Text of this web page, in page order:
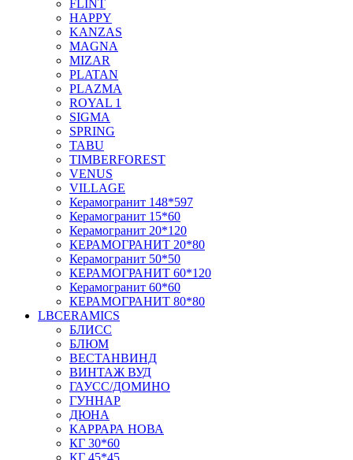
FLINT
HAPPY
KANZAS
MAGNA
MIZAR
PLATAN
PLAZMA
ROYAL 1
SIGMA
SPRING
TABU
TIMBERFOREST
VENUS
VILLAGE
Керамогранит 148*597
Керамогранит 15*60
Керамогранит 20*120
КЕРАМОГРАНИТ 20*80
Керамогранит 50*50
КЕРАМОГРАНИТ 60*120
Керамогранит 60*60
КЕРАМОГРАНИТ 80*80
LBCERAMICS
БЛИСС
БЛЮМ
ВЕСТАНВИНД
ВИНТАЖ ВУД
ГАУСС/ДОМИНО
ГУННАР
ДЮНА
КАРРАРА НОВА
КГ 30*60